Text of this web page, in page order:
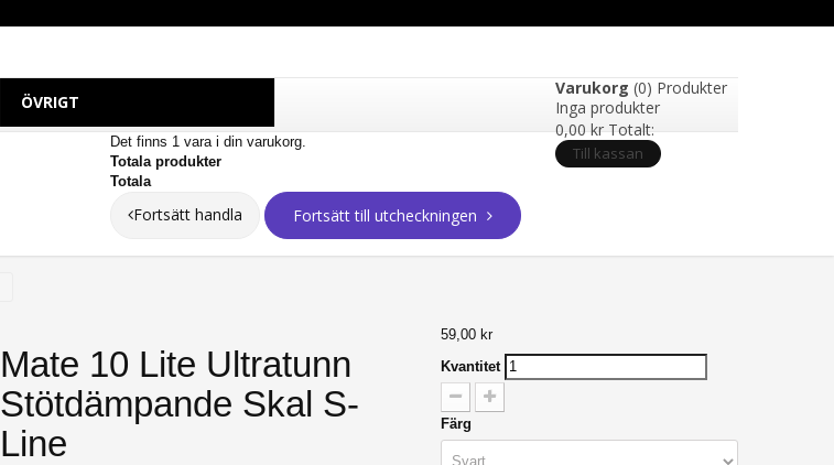
ÖVRIGT
Varukorg (0) Produkter
Inga produkter
0,00 kr Totalt:
Till kassan
Det finns 1 vara i din varukorg.
Totala produkter
Totala
Fortsätt handla Fortsätt till utcheckningen
Mate 10 Lite Ultratunn
Stötdämpande Skal S-
Line
59,00 kr
Kvantitet
Färg